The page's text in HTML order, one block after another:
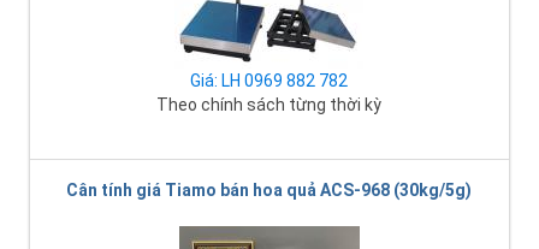
Giá: LH 0969 882 782
Theo chính sách từng thời kỳ
Cân tính giá Tiamo bán hoa quả ACS-968 (30kg/5g)